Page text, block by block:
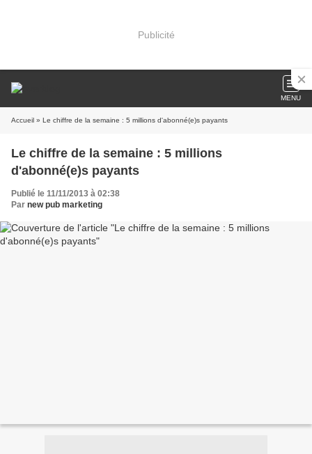
Publicité
MENU
Accueil » Le chiffre de la semaine : 5 millions d'abonné(e)s payants
Le chiffre de la semaine : 5 millions
d'abonné(e)s payants
Publié le 11/11/2013 à 02:38
Par new pub marketing